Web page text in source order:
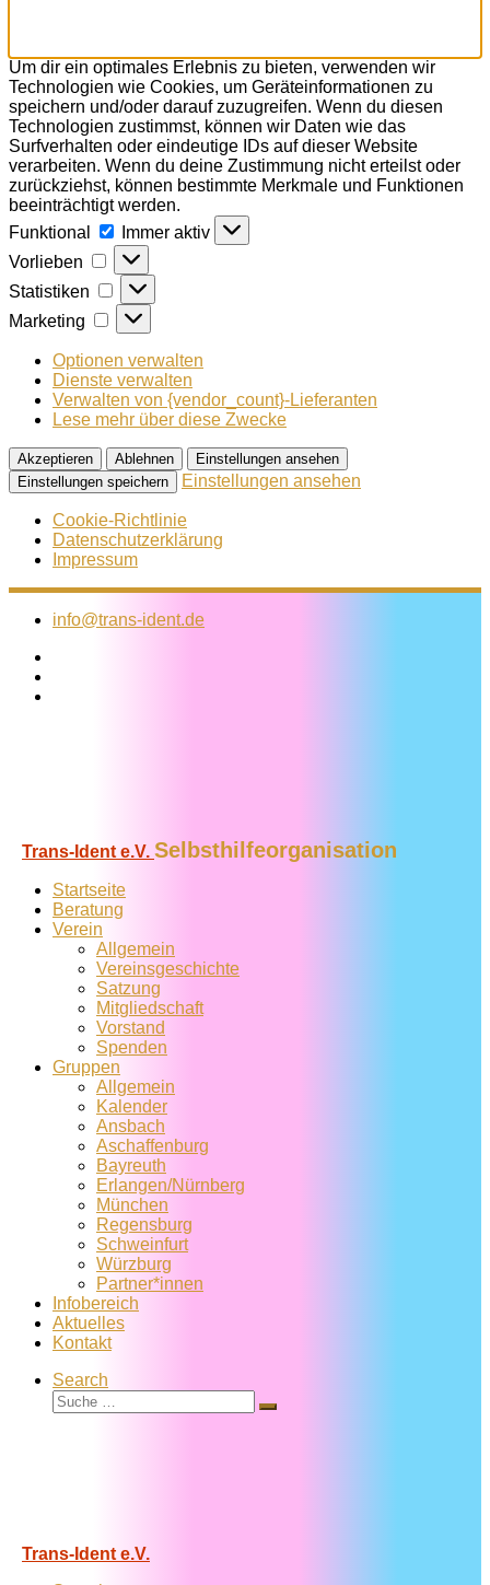
Um dir ein optimales Erlebnis zu bieten, verwenden wir
Technologien wie Cookies, um Geräteinformationen zu
speichern und/oder darauf zuzugreifen. Wenn du diesen
Technologien zustimmst, können wir Daten wie das
Surfverhalten oder eindeutige IDs auf dieser Website
verarbeiten. Wenn du deine Zustimmung nicht erteilst oder
zurückziehst, können bestimmte Merkmale und Funktionen
beeinträchtigt werden.
Funktional
Funktional
Immer aktiv
Vorlieben
Vorlieben
Statistiken Statistiken
Marketing Marketing
Optionen verwalten
Dienste verwalten
Verwalten von {vendor_count}-Lieferanten
Lese mehr über diese Zwecke
Akzeptieren Ablehnen
Einstellungen ansehen
Einstellungen speichern
Einstellungen ansehen
Cookie-Richtlinie
Datenschutzerklärung
Impressum
Zum
Inhalt
info@trans-ident.de
Trans-Ident e.V. Selbsthilfeorganisation
Startseite
Beratung
Verein
Allgemein
Vereins­geschichte
Satzung
Mitglied­schaft
Vorstand
Spenden
Gruppen
Allgemein
Kalender
Ansbach
Aschaffenburg
Bayreuth
Erlangen/Nürnberg
München
Regensburg
Schweinfurt
Würzburg
Partner*innen
Infobereich
Aktuelles
Kontakt
Search
Suche
Suche
Trans-Ident e.V.